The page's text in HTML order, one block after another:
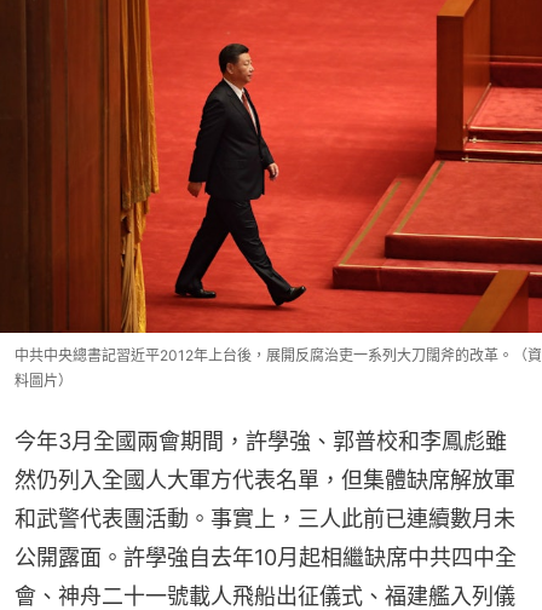
中共中央總書記習近平2012年上台後，展開反腐治吏一系列大刀闊斧的改革。（資
料圖片）
今年3月全國兩會期間，許學強、郭普校和李鳳彪雖
然仍列入全國人大軍方代表名單，但集體缺席解放軍
和武警代表團活動。事實上，三人此前已連續數月未
公開露面。許學強自去年10月起相繼缺席中共四中全
會、神舟二十一號載人飛船出征儀式、福建艦入列儀